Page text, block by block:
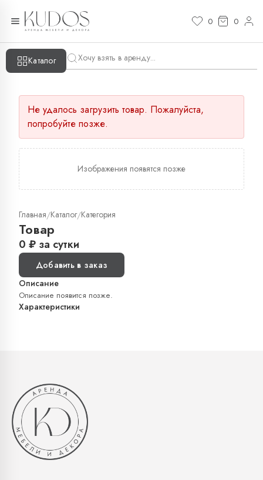
0 0
Каталог
Не удалось загрузить товар. Пожалуйста,
попробуйте позже.
Изображения появятся позже
Главная/Каталог/Категория
Товар
0 ₽ за сутки
Добавить в заказ
Описание
Описание появится позже.
Характеристики